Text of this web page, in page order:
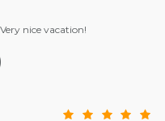
nice vacation!